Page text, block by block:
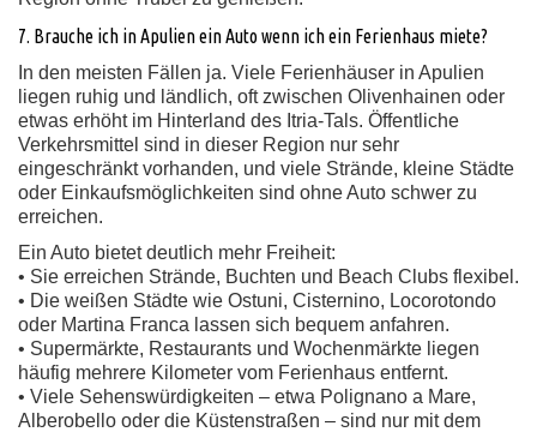
7. Brauche ich in Apulien ein Auto wenn ich ein Ferienhaus miete?
In den meisten Fällen ja. Viele Ferienhäuser in Apulien
liegen ruhig und ländlich, oft zwischen Olivenhainen oder
etwas erhöht im Hinterland des Itria-Tals. Öffentliche
Verkehrsmittel sind in dieser Region nur sehr
eingeschränkt vorhanden, und viele Strände, kleine Städte
oder Einkaufsmöglichkeiten sind ohne Auto schwer zu
erreichen.
Ein Auto bietet deutlich mehr Freiheit:
• Sie erreichen Strände, Buchten und Beach Clubs flexibel.
• Die weißen Städte wie Ostuni, Cisternino, Locorotondo
oder Martina Franca lassen sich bequem anfahren.
• Supermärkte, Restaurants und Wochenmärkte liegen
häufig mehrere Kilometer vom Ferienhaus entfernt.
• Viele Sehenswürdigkeiten – etwa Polignano a Mare,
Alberobello oder die Küstenstraßen – sind nur mit dem